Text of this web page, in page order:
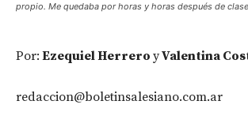
propio. Me quedaba por horas y horas después de
Por: Ezequiel Herrero yValentina
redaccion@boletinsalesiano.com.ar